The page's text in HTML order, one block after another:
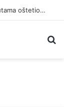
Osumnjičenom da je prevarama s kriptovalutama oštetio dvije žene za 42.000 KM